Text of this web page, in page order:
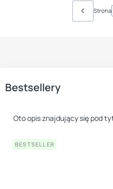
Strona
Bestsellery
Oto opis znajdujący się pod
BESTSELLER